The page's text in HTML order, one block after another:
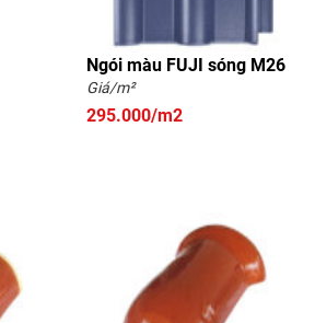
Ngói màu FUJI sóng M26
Giá/m²
295.000/m2